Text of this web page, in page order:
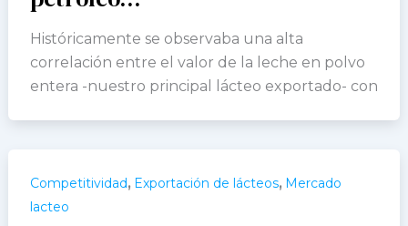
Históricamente se observaba una alta
correlación entre el valor de la leche en polvo
entera -nuestro principal lácteo exportado- con
Competitividad, Exportación de lácteos, Mercado
lacteo